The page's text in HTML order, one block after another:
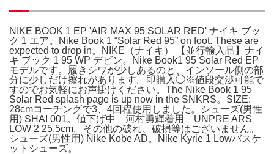
NIKE BOOK 1 EP 'AIR MAX 95 SOLAR RED' ナイキ ブッ
ク 1 エア。Nike Book 1 “Solar Red 95” on foot. These are
expected to drop in。NIKE（ナイキ） 【並行輸入品】ナイ
キ ブック 1 95 WP デビン。Nike Book1 95 Solar Red EP
モデルです。履きシワが少しあるのと、インソール側の部
分に少しだけ擦れがあります。即購入◯※値段交渉可能で
すのでお気軽にお声掛けください。The Nike Book 1 95
Solar Red splash page is up now in the SNKRS。SIZE:
28cmコーチングで3、4回程使用しました。シューズ(男性
用) SHAI 001。値下げ中 河村勇輝着用 UNPRE ARS
LOW 2 25.5cm。その他の破れ、破損等はございません。
シューズ(男性用) Nike Kobe AD。Nike Kyrie 1 Lowバスケ
ットシューズ。